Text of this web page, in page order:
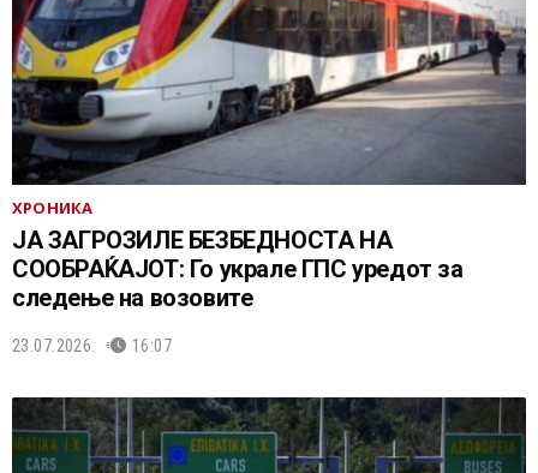
ХРОНИКА
ЈА ЗАГРОЗИЛЕ БЕЗБЕДНОСТА НА
СООБРАЌАЈОТ: Го украле ГПС уредот за
следење на возовите
23.07.2026. 16:07